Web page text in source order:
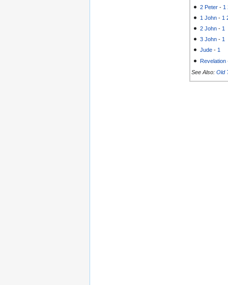
2 Peter - 1
1 John - 1
2 John - 1
3 John - 1
Jude -1
Revelation
See Also: Old